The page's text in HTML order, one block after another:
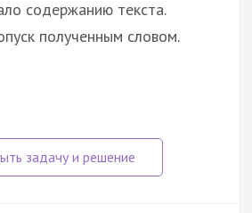
содержанию текста.
полученным словом.